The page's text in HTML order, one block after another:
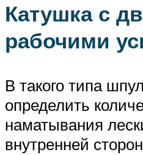
Катушка с
рабочими
В такого типа
определить
наматывания
внутренней